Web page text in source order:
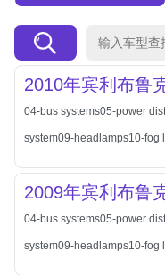
北汽制造
北汽绅宝
2010年宾利布鲁
04-bus systems05-power
system09-headlamps10-fog
2009年宾利布鲁
04-bus systems05-power
system09-headlamps10-fog